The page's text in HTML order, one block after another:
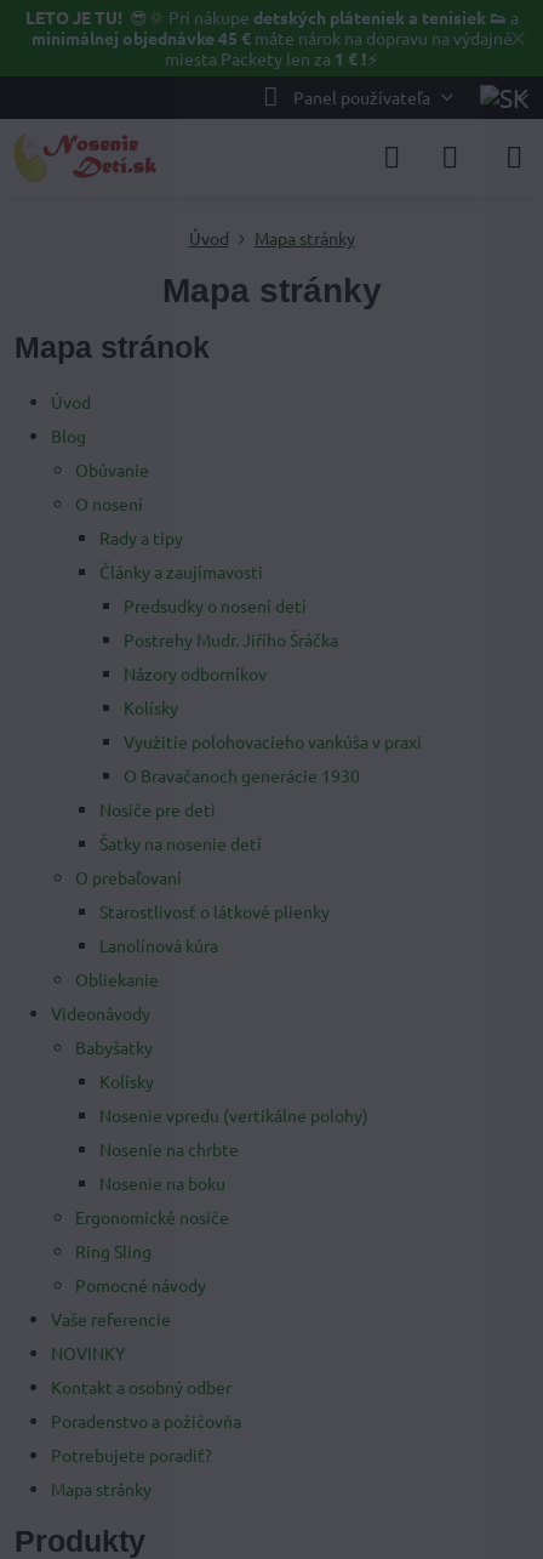
✕
LETO JE TU! 😎🌞 Pri nákupe detských pláteniek a tenisiek 👟 a
minimálnej objednávke 45 €máte nárok na dopravu na výdajné
miesta Packety len za 1 € ❗⚡️
Panel používateľa
Úvod Mapa stránky
Mapa stránky
Mapa stránok
Úvod
Blog
Obúvanie
O nosení
Rady a tipy
Články a zaujímavosti
Predsudky o nosení detí
Postrehy Mudr. Jiřího Šráčka
Názory odborníkov
Kolísky
Využitie polohovacieho vankúša v praxi
O Bravačanoch generácie 1930
Nosiče pre deti
Šatky na nosenie detí
O prebaľovaní
Starostlivosť o látkové plienky
Lanolínová kúra
Obliekanie
Videonávody
Babyšatky
Kolísky
Nosenie vpredu (vertikálne polohy)
Nosenie na chrbte
Nosenie na boku
Ergonomické nosiče
Ring Sling
Pomocné návody
Vaše referencie
NOVINKY
Kontakt a osobný odber
Poradenstvo a požičovňa
Potrebujete poradiť?
Mapa stránky
Produkty